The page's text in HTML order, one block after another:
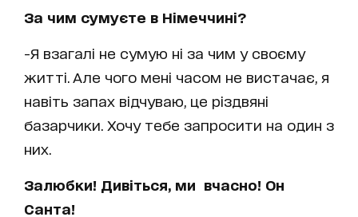
За чим сумуєте в Німеччині?
-Я взагалі не сумую ні за чим у своєму
житті. Але чого мені часом не вистачає, я
навіть запах відчуваю, це різдвяні
базарчики. Хочу тебе запросити на один з
них.
Залюбки! Дивіться, ми вчасно! Он
Санта!